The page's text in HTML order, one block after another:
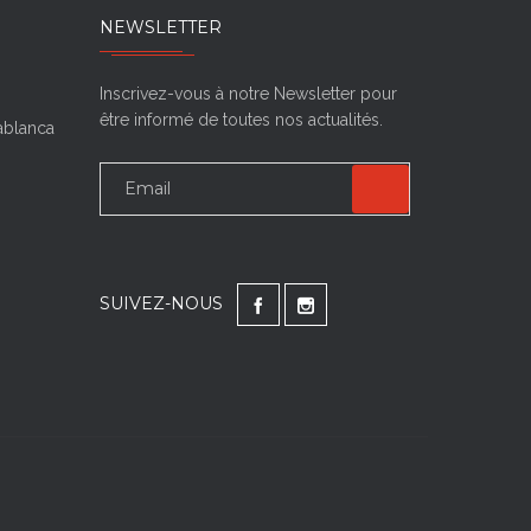
NEWSLETTER
Inscrivez-vous à notre Newsletter pour
être informé de toutes nos actualités.
SUIVEZ-NOUS